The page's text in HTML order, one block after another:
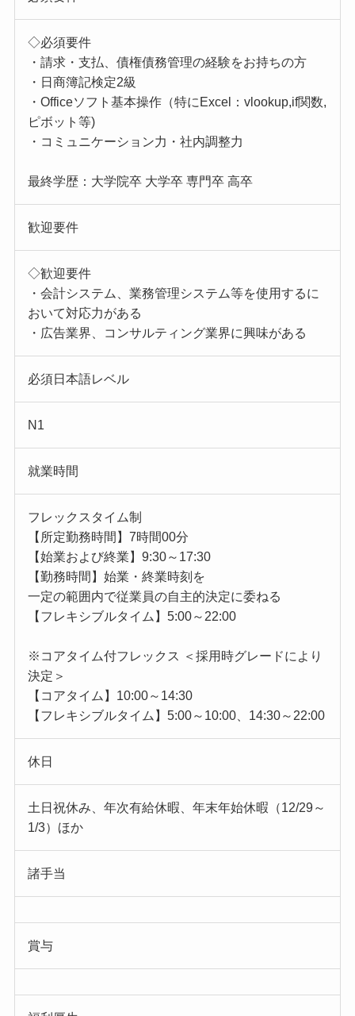
◇必須要件
・請求・支払、債権債務管理の経験をお持ちの方
・日商簿記検定2級
・Officeソフト基本操作（特にExcel：vlookup,if関数,
ピボット等)
・コミュニケーション力・社内調整力
最終学歴：大学院卒 大学卒 専門卒 高卒
歓迎要件
◇歓迎要件
・会計システム、業務管理システム等を使用するに
おいて対応力がある
・広告業界、コンサルティング業界に興味がある
必須日本語レベル
N1
就業時間
フレックスタイム制
【所定勤務時間】7時間00分
【始業および終業】9:30～17:30
【勤務時間】始業・終業時刻を
一定の範囲内で従業員の自主的決定に委ねる
【フレキシブルタイム】5:00～22:00
※コアタイム付フレックス ＜採用時グレードにより
決定＞
【コアタイム】10:00～14:30
【フレキシブルタイム】5:00～10:00、14:30～22:00
休日
土日祝休み、年次有給休暇、年末年始休暇（12/29～
1/3）ほか
諸手当
賞与